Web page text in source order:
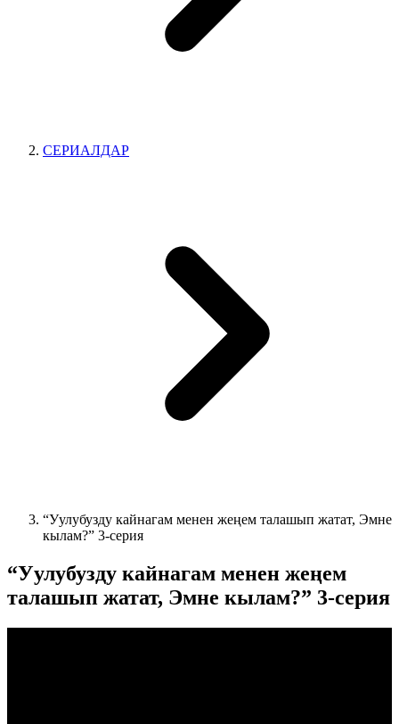
СЕРИАЛДАР
“Уулубузду кайнагам менен жеңем талашып жатат, Эмне
кылам?” 3-серия
“Уулубузду кайнагам менен жеңем
талашып жатат, Эмне кылам?” 3-серия